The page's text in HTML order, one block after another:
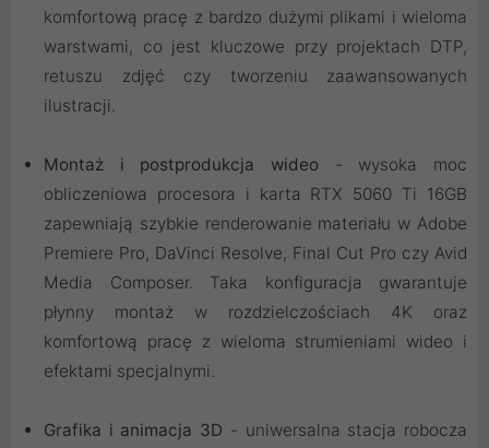
komfortową pracę z bardzo dużymi plikami i wieloma
warstwami, co jest kluczowe przy projektach DTP,
retuszu zdjęć czy tworzeniu zaawansowanych
ilustracji.
Montaż i postprodukcja wideo - wysoka moc
obliczeniowa procesora i karta RTX 5060 Ti 16GB
zapewniają szybkie renderowanie materiału w Adobe
Premiere Pro, DaVinci Resolve, Final Cut Pro czy Avid
Media Composer. Taka konfiguracja gwarantuje
płynny montaż w rozdzielczościach 4K oraz
komfortową pracę z wieloma strumieniami wideo i
efektami specjalnymi.
Grafika i animacja 3D - uniwersalna stacja robocza